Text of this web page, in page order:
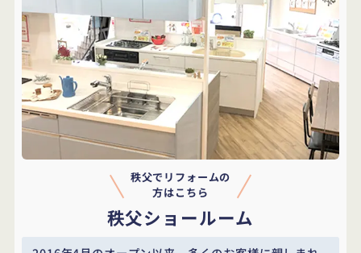
秩父でリフォームの
方はこちら
秩父ショールーム